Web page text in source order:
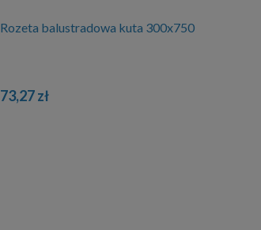
Rozeta balustradowa kuta 300x750
73,27 zł